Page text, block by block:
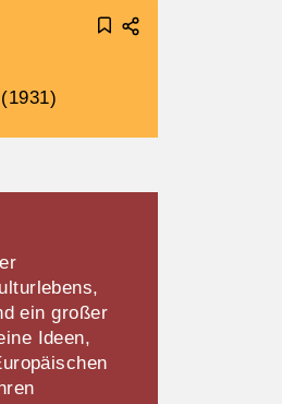
ein großer
Ideen,